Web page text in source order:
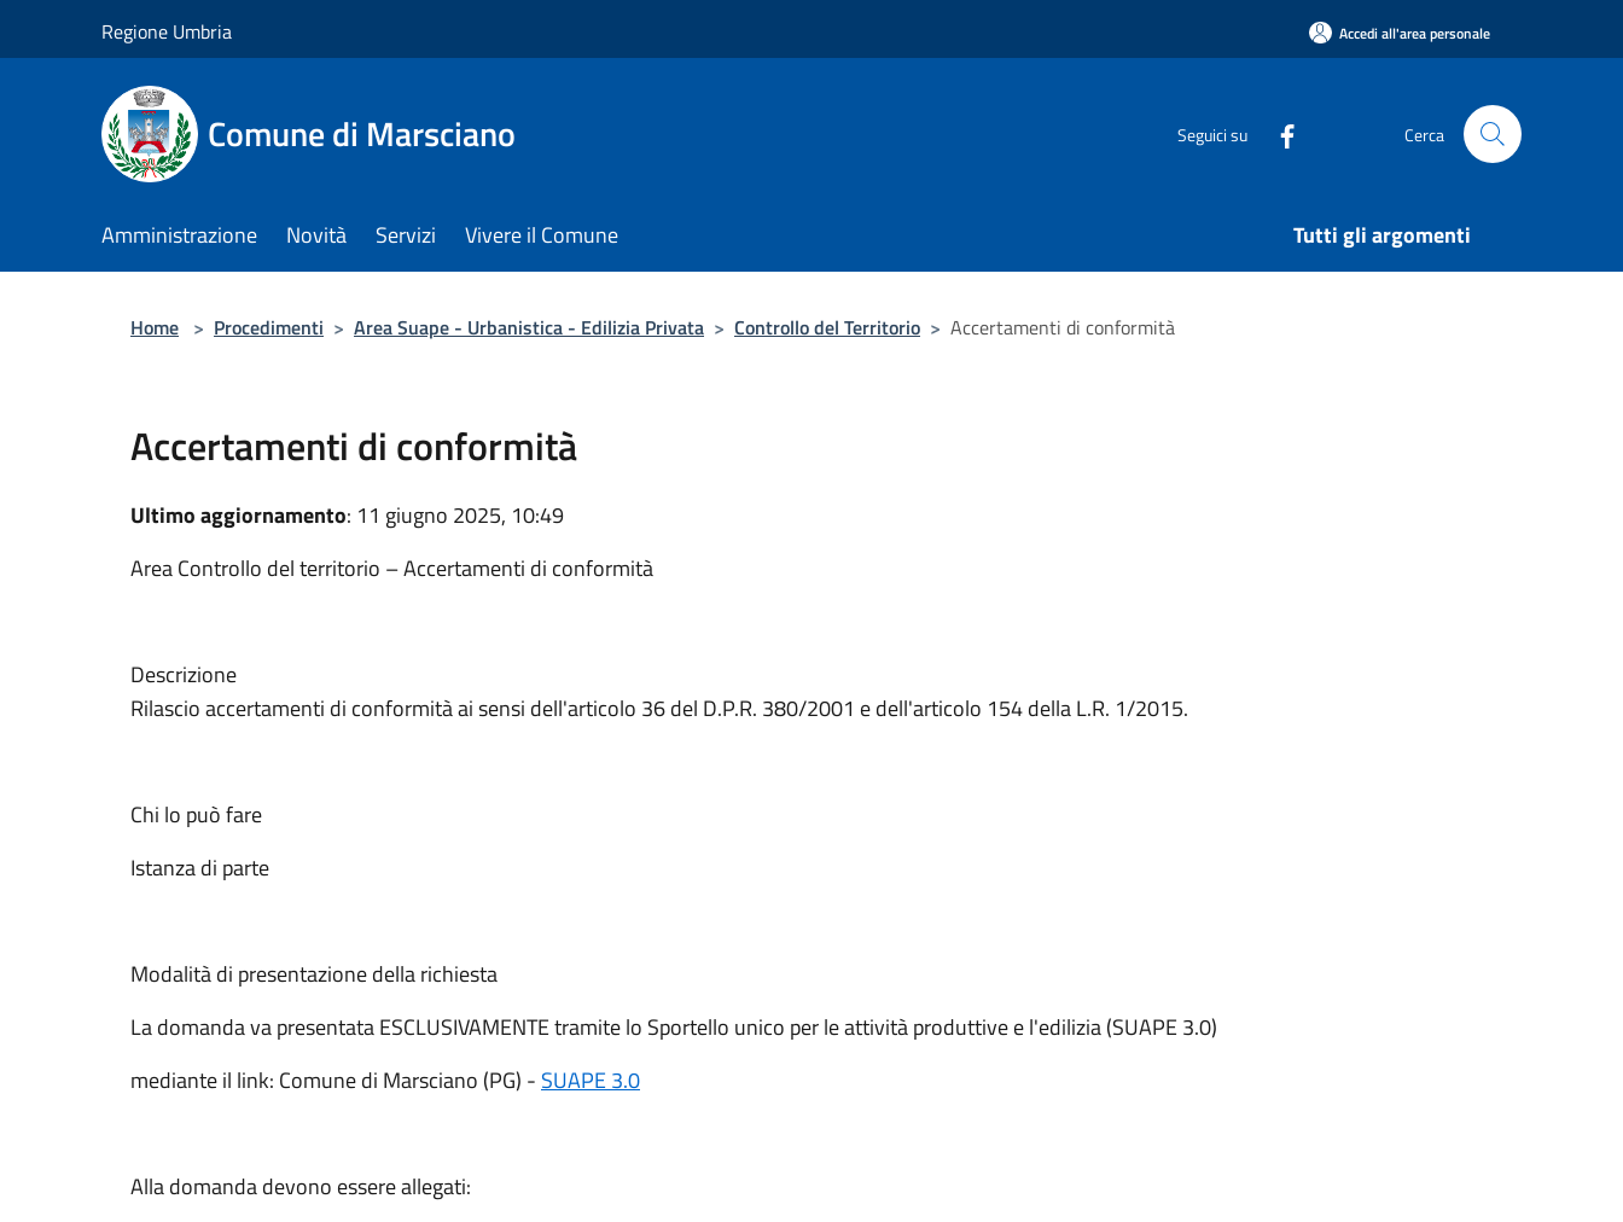
Regione Umbria Accedi all'area personale
Comune di Marsciano Seguici su Cerca
Amministrazione Novità Servizi Vivere il Comune Tutti gli argomenti
Home > Procedimenti > Area Suape - Urbanistica - Edilizia Privata > Controllo del Territorio > Accertamenti di conformità
Accertamenti di conformità
Ultimo aggiornamento: 11 giugno 2025, 10:49
Area Controllo del territorio – Accertamenti di conformità
Descrizione
Rilascio accertamenti di conformità ai sensi dell'articolo 36 del D.P.R. 380/2001 e dell'articolo 154 della L.R. 1/2015.
Chi lo può fare
Istanza di parte
Modalità di presentazione della richiesta
La domanda va presentata ESCLUSIVAMENTE tramite lo Sportello unico per le attività produttive e l'edilizia (SUAPE 3.0)
mediante il link: Comune di Marsciano (PG) - SUAPE 3.0
Alla domanda devono essere allegati: